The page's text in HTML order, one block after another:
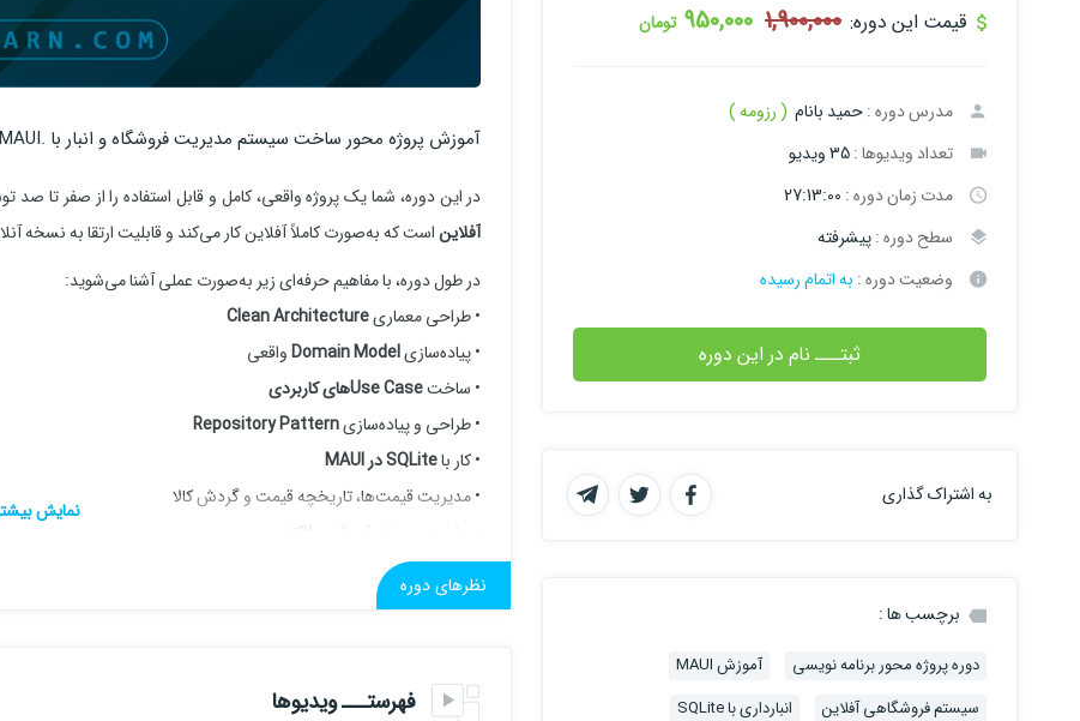
آموزش پروژه‌ محور ساخت سیستم مدیریت فروشگاه و انبار با .NET MAUI
در این دوره، شما یک پروژه واقعی، کامل و قابل استفاده را از صفر تا
آفلایناست که به‌صورت کاملاً آفلاین کار می‌کند و قابلیت ارتقا به نسخه
در طول دوره، با مفاهیم حرفه‌ای زیر به‌صورت عملی آشنا می‌شوید:
• طراحی معماریClean Architecture
• پیاده‌سازیDomain Modelواقعی
• ساختUse Case‌های کاربردی
• طراحی و پیاده‌سازیRepository Pattern
• کار باSQLite در MAUI
• مدیریت قیمت‌ها، تاریخچه قیمت و گردش کالا
• طراحیValue Object
در پایان دوره، یک اپلیکیشن کامل خواهید داشت که:
• قابلیت مدیریت کالا، قیمت، موجودی، فروش و فاکتور دارد
نظرهای دوره
فهرستـــ ویدیوها
قیمت این دوره: 1,900,000
950,000 تومان
مدرس دوره :حمید بانام ( رزومه )
تعداد ویدیوها :35 ویدیو
مدت زمان دوره : 27:13:00
سطح دوره :پیشرفته
وضعیت دوره : به اتمام رسیده
ثبتـــ نام در این دوره
به اشتراک گذاری
برچسب ها :
دوره پروژه محور برنامه نویسی
آموزش MAUI
سیستم فروشگاهی آفلاین
انبارداری با SQLite